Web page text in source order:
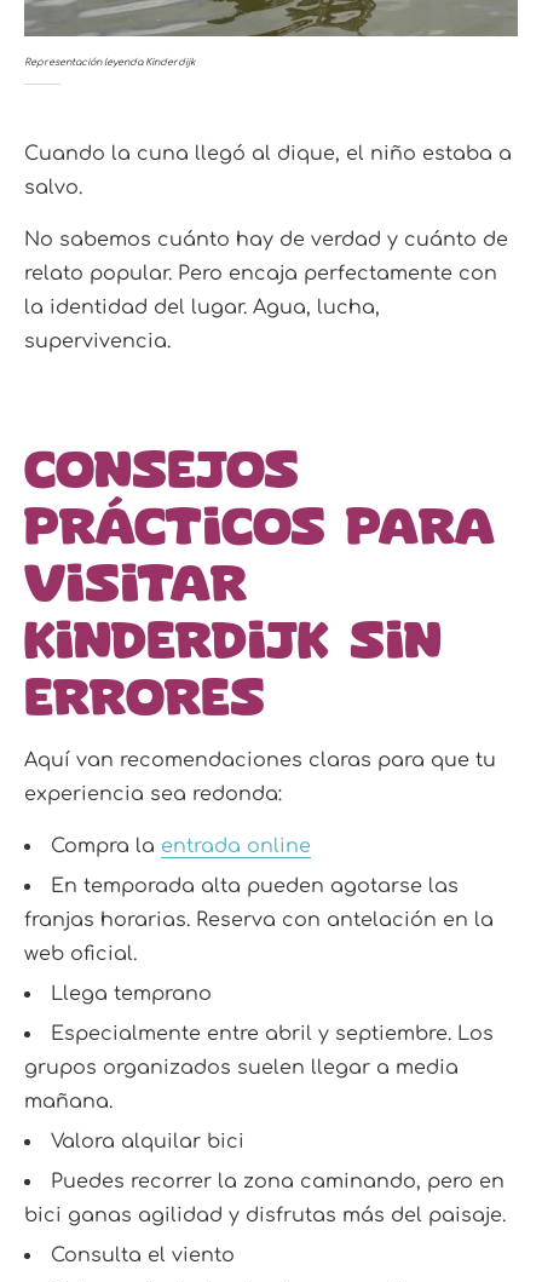
Representación leyenda Kinderdijk
Cuando la cuna llegó al dique, el niño estaba a
salvo.
No sabemos cuánto hay de verdad y cuánto de
relato popular. Pero encaja perfectamente con
la identidad del lugar. Agua, lucha,
supervivencia.
Consejos
prácticos para
visitar
Kinderdijk sin
errores
Aquí van recomendaciones claras para que tu
experiencia sea redonda:
Compra la entrada online
En temporada alta pueden agotarse las
franjas horarias. Reserva con antelación en la
web oficial.
Llega temprano
Especialmente entre abril y septiembre. Los
grupos organizados suelen llegar a media
mañana.
Valora alquilar bici
Puedes recorrer la zona caminando, pero en
bici ganas agilidad y disfrutas más del paisaje.
Consulta el viento